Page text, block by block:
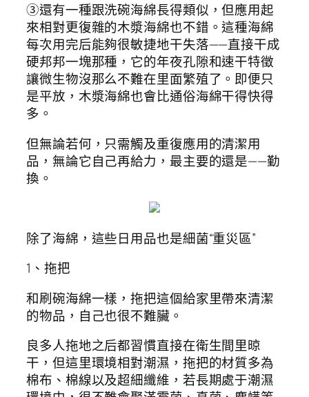
③還有一種跟洗碗海綿長得類似，但應用起
來相對更復雜的木漿海綿也不錯。這種海綿
每次用完后能夠很敏捷地干失落——直接干成
硬邦邦一塊那種，它的年夜孔隙和速干特徵
讓微生物沒那么不難在里面繁殖了。即便只
是平放，木漿海綿也會比通俗海綿干得快得
多。
但無論若何，只需觸及重復應用的清潔用
品，無論它自己再給力，最主要的還是——勤
換。
除了海綿，這些日用品也是細菌“重災區”
1、拖把
和刷碗海綿一樣，拖把這個給家里帶來清潔
的物品，自己也很不難臟。
良多人拖地之后都習慣直接在衛生間里晾
干，但這里環境相對潮濕，拖把的材質多為
棉布、棉線以及超細纖維，若長期處于潮濕